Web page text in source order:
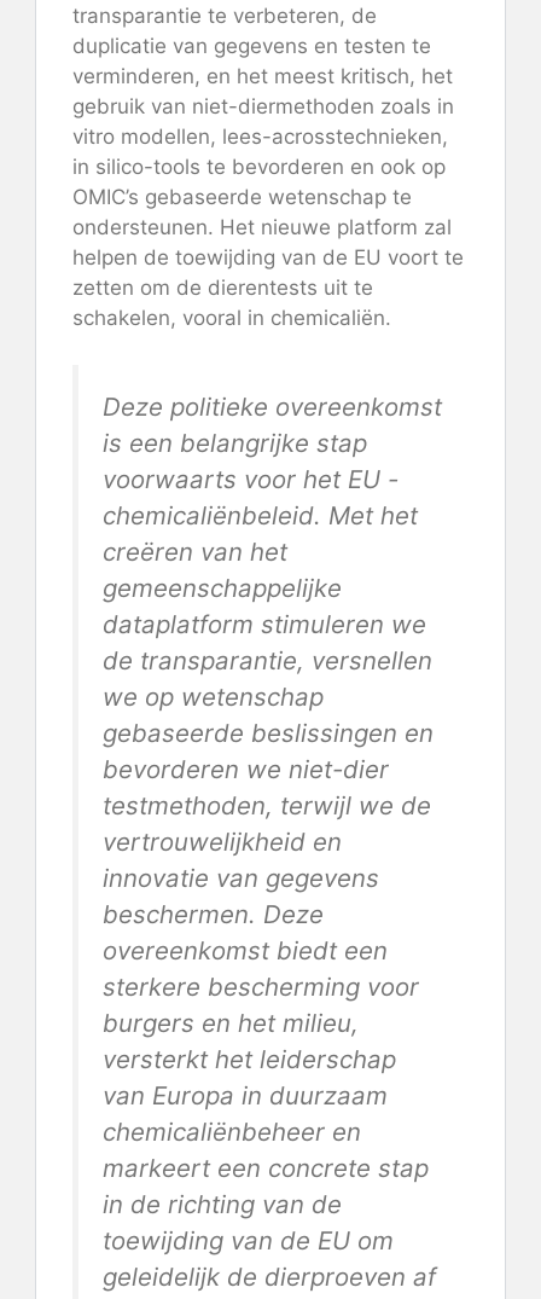
transparantie te verbeteren, de
duplicatie van gegevens en testen te
verminderen, en het meest kritisch, het
gebruik van niet-diermethoden zoals in
vitro modellen, lees-acrosstechnieken,
in silico-tools te bevorderen en ook op
OMIC’s gebaseerde wetenschap te
ondersteunen. Het nieuwe platform zal
helpen de toewijding van de EU voort te
zetten om de dierentests uit te
schakelen, vooral in chemicaliën.
Deze politieke overeenkomst
is een belangrijke stap
voorwaarts voor het EU -
chemicaliënbeleid. Met het
creëren van het
gemeenschappelijke
dataplatform stimuleren we
de transparantie, versnellen
we op wetenschap
gebaseerde beslissingen en
bevorderen we niet-dier
testmethoden, terwijl we de
vertrouwelijkheid en
innovatie van gegevens
beschermen. Deze
overeenkomst biedt een
sterkere bescherming voor
burgers en het milieu,
versterkt het leiderschap
van Europa in duurzaam
chemicaliënbeheer en
markeert een concrete stap
in de richting van de
toewijding van de EU om
geleidelijk de dierproeven af ​​